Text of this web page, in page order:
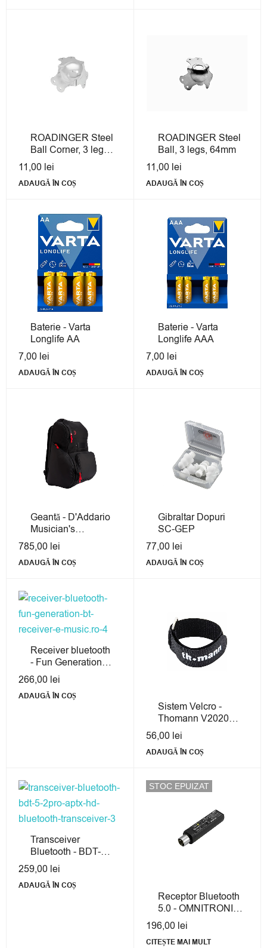
ROADINGER Steel
Ball Corner, 3 legs,
64mm
11,00 lei
ADAUGĂ ÎN COȘ
ROADINGER Steel
Ball, 3 legs, 64mm
11,00 lei
ADAUGĂ ÎN COȘ
Baterie - Varta
Longlife AA
7,00 lei
ADAUGĂ ÎN COȘ
Baterie - Varta
Longlife AAA
7,00 lei
ADAUGĂ ÎN COȘ
Geantă - D'Addario
Musician's
Accessories PW-
BLGTP-02
785,00 lei
ADAUGĂ ÎN COȘ
Gibraltar Dopuri
SC-GEP
77,00 lei
ADAUGĂ ÎN COȘ
Receiver bluetooth
- Fun Generation
BT Receiver
266,00 lei
ADAUGĂ ÎN COȘ
Sistem Velcro -
Thomann V2020
BK 10 Pack
56,00 lei
ADAUGĂ ÎN COȘ
Transceiver
Bluetooth - BDT-
5.2PRO Aptx HD
Bluetooth
Transceiver
259,00 lei
ADAUGĂ ÎN COȘ
STOC EPUIZAT
Receptor Bluetooth
5.0 - OMNITRONIC
QuickBTR-5.0 XLR
Aptx
196,00 lei
CITEȘTE MAI MULT